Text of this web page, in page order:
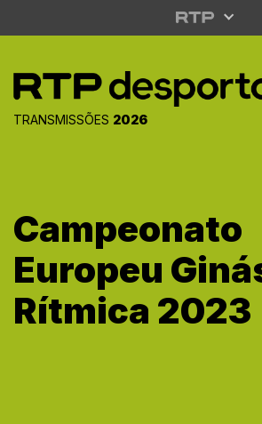
TRANSMISSÕES 2026
Campeonato
Europeu
Rítmica 2023